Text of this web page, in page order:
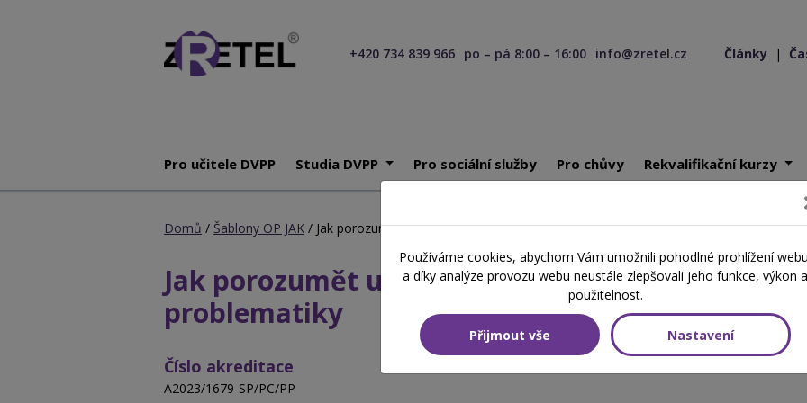
+420 734 839 966 po – pá 8:00 – 16:00 info@zretel.cz Články |
Pro učitele DVPP Studia DVPP Pro sociální služby Pro chůvy Rekvalifikační kurzy
Domů / Šablony OP JAK / Jak porozumět uživateli s Alzheimerovou nemocí – úvod do problematiky
Jak porozumět uživateli s Alzheimerovou
problematiky
Číslo akreditace
A2023/1679-SP/PC/PP
Používáme cookies, abychom Vám umožnili pohodlné prohlížení
a díky analýze provozu webu neustále zlepšovali jeho funkce, výkon a
použitelnost.
Přijmout vše Nastavení